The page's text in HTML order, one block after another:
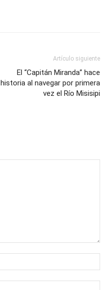
Artículo siguiente
El “Capitán Miranda” hace
historia al navegar por primera
vez el Río Misisipi